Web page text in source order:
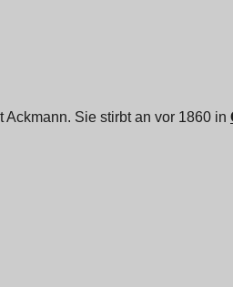
Ackmann. Sie stirbt an vor 1860 in